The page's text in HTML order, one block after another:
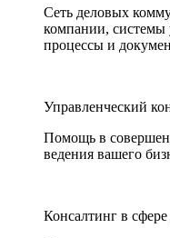
Сеть деловых
компании, системы
процессы и
Управленческий
Помощь в
ведения вашего
Консалтинг в